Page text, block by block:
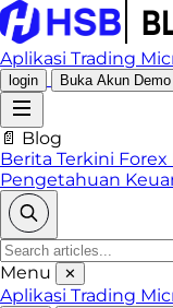
Aplikasi Trading
login Buka Akun Demo
📄 Blog
Berita Terkini Forex
Pengetahuan
Menu ✕
Aplikasi Trading